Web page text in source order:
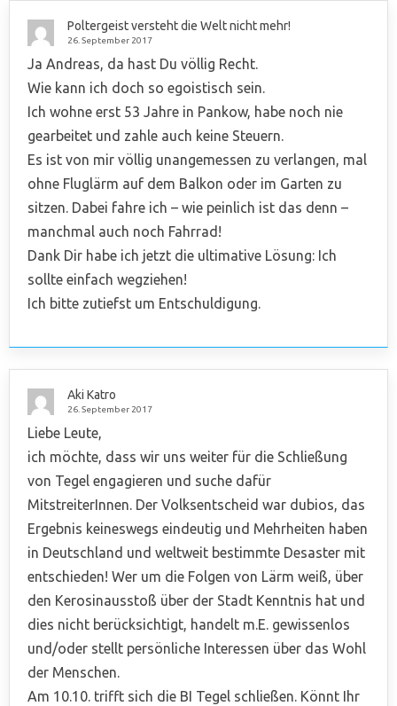
Poltergeist versteht die Welt nicht mehr!
26. September 2017
Ja Andreas, da hast Du völlig Recht.
Wie kann ich doch so egoistisch sein.
Ich wohne erst 53 Jahre in Pankow, habe noch nie
gearbeitet und zahle auch keine Steuern.
Es ist von mir völlig unangemessen zu verlangen, mal
ohne Fluglärm auf dem Balkon oder im Garten zu
sitzen. Dabei fahre ich – wie peinlich ist das denn –
manchmal auch noch Fahrrad!
Dank Dir habe ich jetzt die ultimative Lösung: Ich
sollte einfach wegziehen!
Ich bitte zutiefst um Entschuldigung.
Aki Katro
26. September 2017
Liebe Leute,
ich möchte, dass wir uns weiter für die Schließung
von Tegel engagieren und suche dafür
MitstreiterInnen. Der Volksentscheid war dubios, das
Ergebnis keineswegs eindeutig und Mehrheiten haben
in Deutschland und weltweit bestimmte Desaster mit
entschieden! Wer um die Folgen von Lärm weiß, über
den Kerosinausstoß über der Stadt Kenntnis hat und
dies nicht berücksichtigt, handelt m.E. gewissenlos
und/oder stellt persönliche Interessen über das Wohl
der Menschen.
Am 10.10. trifft sich die BI Tegel schließen. Könnt Ihr